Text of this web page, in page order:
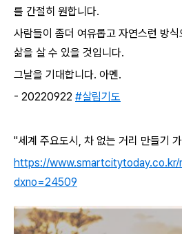
를 간절히 원합니다.
사람들이 좀더 여유롭고 자연스런 방
삶을 살 수 있을 것입니다.
그날을 기대합니다. 아멘.
- 20220922 #살림기도
"세계 주요도시, 차 없는 거리 만들기
https://www.smartcitytoday.co.kr/
dxno=24509